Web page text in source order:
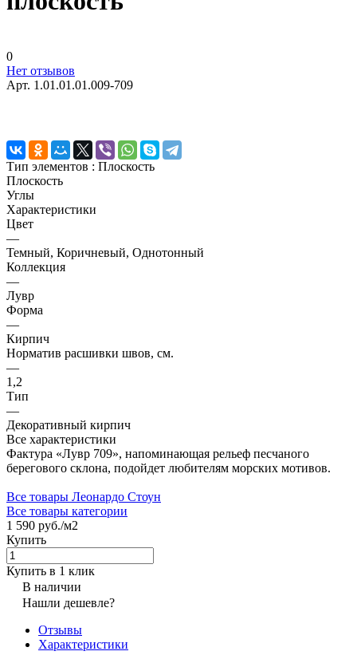
0
Нет отзывов
Арт. 1.01.01.01.009-709
Тип элементов : Плоскость
Плоскость
Углы
Характеристики
Цвет
—
Темный, Коричневый, Однотонный
Коллекция
—
Лувр
Форма
—
Кирпич
Норматив расшивки швов, см.
—
1,2
Тип
—
Декоративный кирпич
Все характеристики
Фактура «Лувр 709», напоминающая рельеф песчаного
берегового склона, подойдет любителям морских мотивов.
Все товары Леонардо Стоун
Все товары категории
1 590 руб./м2
Купить
Купить в 1 клик
В наличии
Нашли дешевле?
Отзывы
Характеристики